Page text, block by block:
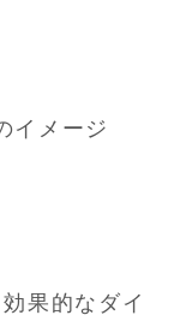
果的なダイ